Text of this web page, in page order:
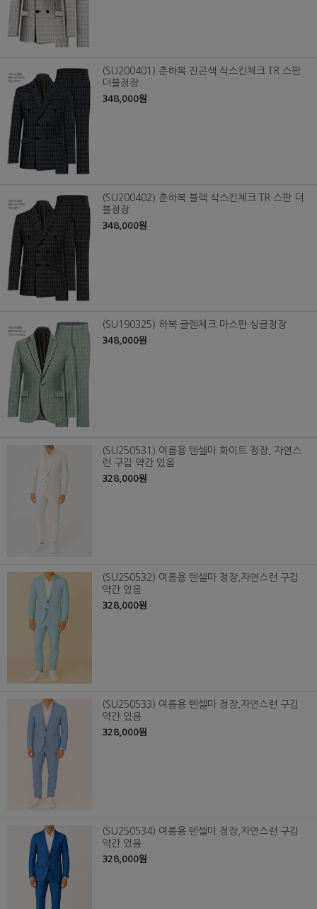
(SU200401) 춘하복 진곤색 삭스킨체크 TR 스판
더블정장
348,000원
(SU200402) 춘하복 블랙 삭스킨체크 TR 스판 더
블정장
348,000원
(SU190325) 하복 글렌체크 마스판 싱글정장
348,000원
(SU250531) 여름용 텐셀마 화이트 정장, 자연스
런 구김 약간 있음
328,000원
(SU250532) 여름용 텐셀마 정장,자연스런 구김
약간 있음
328,000원
(SU250533) 여름용 텐셀마 정장,자연스런 구김
약간 있음
328,000원
(SU250534) 여름용 텐셀마 정장,자연스런 구김
약간 있음
328,000원